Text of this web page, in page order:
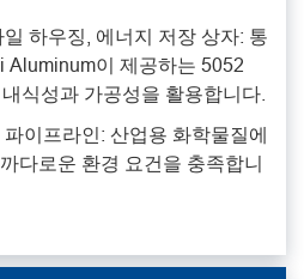
하우징, 에너지 저장 상자: 통
Aluminum이 제공하는 5052
식성과 가공성을 활용합니다.
이프라인: 산업용 화학물질에
다로운 환경 요건을 충족합니